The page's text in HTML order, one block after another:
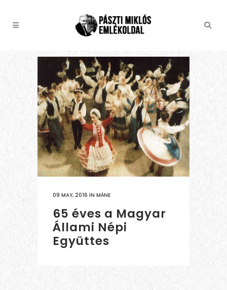
09 MAY, 2016 IN MÁNE
65 éves a Magyar
Állami Népi
Együttes